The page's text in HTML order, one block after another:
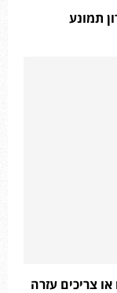
תמונע
צריכים עזרה